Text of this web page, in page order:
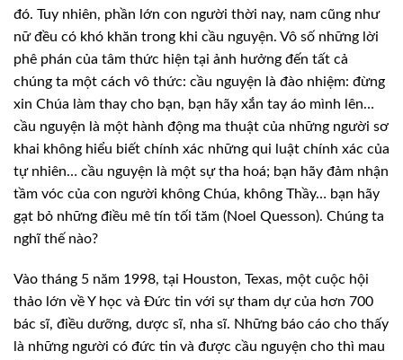
đó. Tuy nhiên, phần lớn con người thời nay, nam cũng như
nữ đều có khó khăn trong khi cầu nguyện. Vô số những lời
phê phán của tâm thức hiện tại ảnh hưởng đến tất cả
chúng ta một cách vô thức: cầu nguyện là đào nhiệm: đừng
xin Chúa làm thay cho bạn, bạn hãy xắn tay áo mình lên…
cầu nguyện là một hành động ma thuật của những người sơ
khai không hiểu biết chính xác những qui luật chính xác của
tự nhiên… cầu nguyện là một sự tha hoá; bạn hãy đảm nhận
tầm vóc của con người không Chúa, không Thầy… bạn hãy
gạt bỏ những điều mê tín tối tăm (Noel Quesson). Chúng ta
nghĩ thế nào?
Vào tháng 5 năm 1998, tại Houston, Texas, một cuộc hội
thảo lớn về Y học và Đức tin với sự tham dự của hơn 700
bác sĩ, điều dưỡng, dược sĩ, nha sĩ. Những báo cáo cho thấy
là những người có đức tin và được cầu nguyện cho thì mau